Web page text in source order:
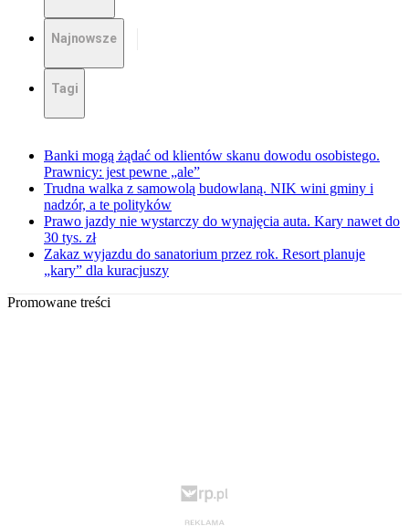
Najnowsze
Tagi
Banki mogą żądać od klientów skanu dowodu osobistego.
Prawnicy: jest pewne „ale”
Trudna walka z samowolą budowlaną. NIK wini gminy i
nadzór, a te polityków
Prawo jazdy nie wystarczy do wynajęcia auta. Kary nawet do
30 tys. zł
Zakaz wyjazdu do sanatorium przez rok. Resort planuje
„kary” dla kuracjuszy
Promowane treści